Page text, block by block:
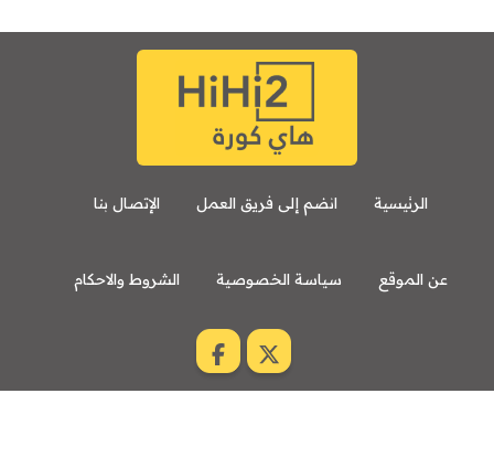
الرئيسية انضم إلى فريق العمل الإتصال بنا
عن الموقع سياسة الخصوصية الشروط والاحكام